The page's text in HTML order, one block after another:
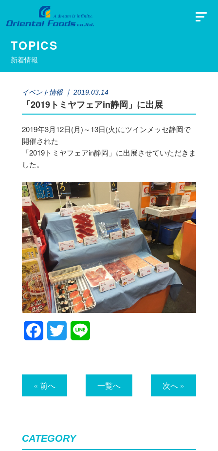
TOPICS
新着情報
イベント情報 ｜ 2019.03.14
「2019トミヤフェアin静岡」に出展
2019年3月12日(月)～13日(火)にツインメッセ静岡で
開催された
「2019トミヤフェアin静岡」に出展させていただきま
した。
FacebookTwitter
« 前へ 一覧へ 次へ »
CATEGORY